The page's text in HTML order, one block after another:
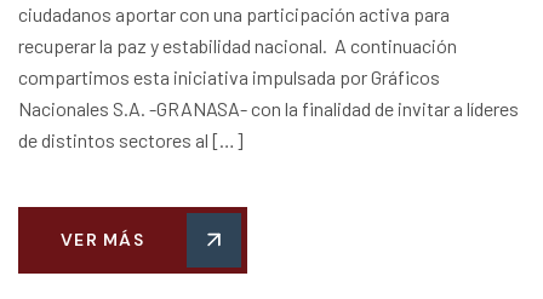
ciudadanos aportar con una participación activa para
recuperar la paz y estabilidad nacional. A continuación
compartimos esta iniciativa impulsada por Gráficos
Nacionales S.A. -GRANASA- con la finalidad de invitar a líderes
de distintos sectores al […]
VER MÁS